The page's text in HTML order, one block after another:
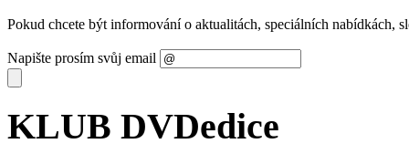
Pokud chcete být informování o aktualitách, speciálních nabídkách,
Napište prosím svůj email
KLUB DVDedice